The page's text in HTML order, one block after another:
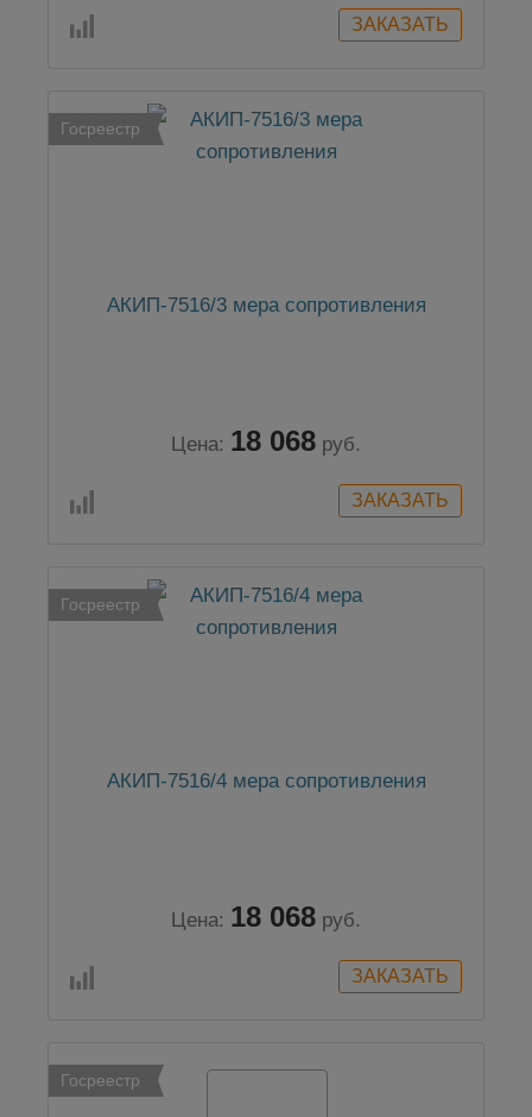
Госреестр
АКИП-7516/3 мера сопротивления
Цена: 18 068 руб.
Госреестр
АКИП-7516/4 мера сопротивления
Цена: 18 068 руб.
Госреестр